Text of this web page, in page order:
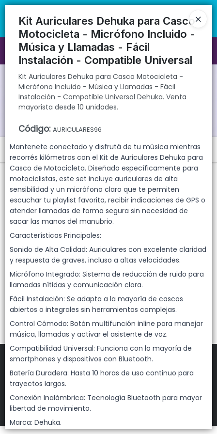
Kit Auriculares Dehuka para Casco Motocicleta - Micrófono Incluido -
Dehuka. Venta mayorista desde 10 unidades.
Kit Auriculares Dehuka para Casco
Motocicleta - Micrófono Incluido -
Música y Llamadas - Fácil
Instalación - Compatible Universal
Kit Auriculares Dehuka para Casco Motocicleta -
Micrófono Incluido - Música y Llamadas - Fácil
Instalación - Compatible Universal Dehuka. Venta
mayorista desde 10 unidades.
Código: AURICULARES96
Mantenete conectado y disfrutá de tu música mientras
recorrés kilómetros con el Kit de Auriculares Dehuka para
Casco de Motocicleta. Diseñado específicamente para
motociclistas, este set incluye auriculares de alta
sensibilidad y un micrófono claro que te permiten
escuchar tu playlist favorita, recibir indicaciones de GPS o
atender llamadas de forma segura sin necesidad de
sacar las manos del manubrio.
Características Principales:
Sonido de Alta Calidad: Auriculares con excelente claridad
y respuesta de graves, incluso a altas velocidades.
Micrófono Integrado: Sistema de reducción de ruido para
llamadas nítidas y comunicación clara.
Fácil Instalación: Se adapta a la mayoría de cascos
abiertos o integrales sin herramientas complejas.
Control Cómodo: Botón multifunción inline para manejar
música, llamadas y activar el asistente de voz.
Compatibilidad Universal: Funciona con la mayoría de
smartphones y dispositivos con Bluetooth.
Batería Duradera: Hasta 10 horas de uso continuo para
trayectos largos.
Conexión Inalámbrica: Tecnología Bluetooth para mayor
libertad de movimiento.
Marca: Dehuka.
directa | 📦 Comprá mayorista desde 10 unidades. ¡Registrate y
accedé a precios exclusivos!
Ingresar a la Tienda
CÓMO COMPRAR
QUIÉNES SOMOS
GARANTIAS
CONTACTO
Menú
Kit Auriculares Dehuka para Casco Motocicleta - Micrófono Incluido
- Música y Llamadas - Fácil Instalación - Compatible Universal
Dehuka. Venta mayorista desde 10 unidades.
Lista vacía
DEHUKA
Defensa de las y los consumidores. Para reclamos